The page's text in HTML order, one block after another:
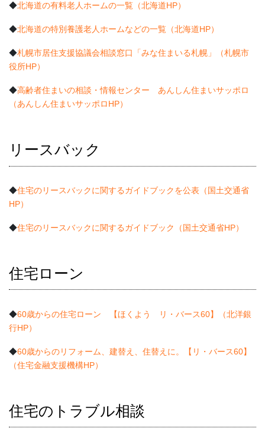
◆北海道の有料老人ホームの一覧（北海道HP）
◆北海道の特別養護老人ホームなどの一覧（北海道HP）
◆札幌市居住支援協議会相談窓口「みな住まいる札幌」（札幌市
役所HP）
◆高齢者住まいの相談・情報センター あんしん住まいサッポロ
（あんしん住まいサッポロHP）
リースバック
◆住宅のリースバックに関するガイドブックを公表（国土交通省
HP）
◆住宅のリースバックに関するガイドブック（国土交通省HP）
住宅ローン
◆60歳からの住宅ローン 【ほくよう リ・バース60】（北洋銀
行HP）
◆60歳からのリフォーム、建替え、住替えに。【リ・バース60】
（住宅金融支援機構HP）
住宅のトラブル相談